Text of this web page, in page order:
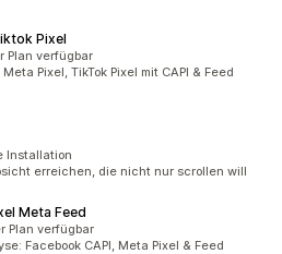
Pixel
Plan verfügbar
Pixel, TikTok Pixel mit CAPI & Feed
Installation
erreichen, die nicht nur scrollen will
Meta Feed
Plan verfügbar
Facebook CAPI, Meta Pixel & Feed